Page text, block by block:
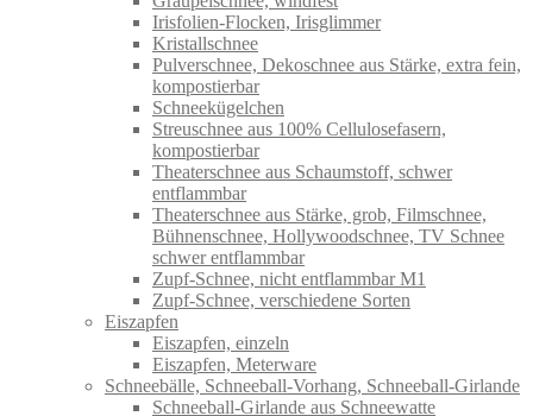
Irisfolien-Flocken, Irisglimmer
Kristallschnee
Pulverschnee, Dekoschnee aus Stärke, extra fein,
kompostierbar
Schneekügelchen
Streuschnee aus 100% Cellulosefasern,
kompostierbar
Theaterschnee aus Schaumstoff, schwer
entflammbar
Theaterschnee aus Stärke, grob, Filmschnee,
Bühnenschnee, Hollywoodschnee, TV Schnee
schwer entflammbar
Zupf-Schnee, nicht entflammbar M1
Zupf-Schnee, verschiedene Sorten
Eiszapfen
Eiszapfen, einzeln
Eiszapfen, Meterware
Schneebälle, Schneeball-Vorhang, Schneeball-Girlande
Schneeball-Girlande aus Schneewatte